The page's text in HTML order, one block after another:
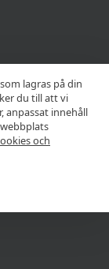
lagras på din
du till att vi
anpassat innehåll
och